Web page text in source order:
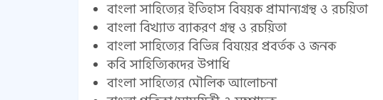
বাংলা সাহিত্যের ইতিহাস বিষয়ক প্রামান্যগ্রন্থ ও রচয়িতা
বাংলা বিখ্যাত ব্যাকরণ গ্রন্থ ও রচয়িতা
বাংলা সাহিত্যের বিভিন্ন বিষয়ের প্রবর্তক ও জনক
কবি সাহিত্যিকদের উপাধি
বাংলা সাহিত্যের মৌলিক আলোচনা